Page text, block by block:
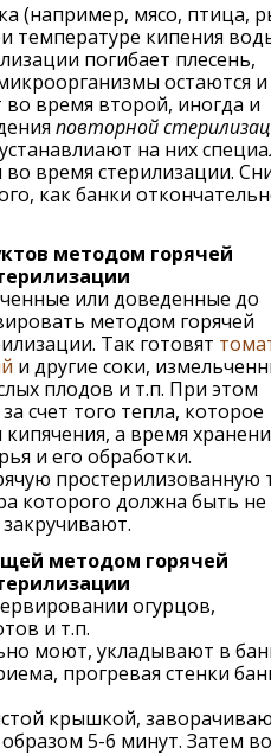
(например, мясо, птица,
температуре кипения
погибает плесень,
остаются и
время второй, иногда и
повторной
на них
время стерилизации.
как банки
методом горячей
или доведенные до
методом горячей
Так готовят
и другие соки,
плодов и т.п. При этом
счет того тепла, которое
а время
и его обработки.
простерилизованную
которого должна быть
методом горячей
огурцов,
и т.п.
моют, укладывают в
прогревая стенки
крышкой,
5-6 минут. Затем